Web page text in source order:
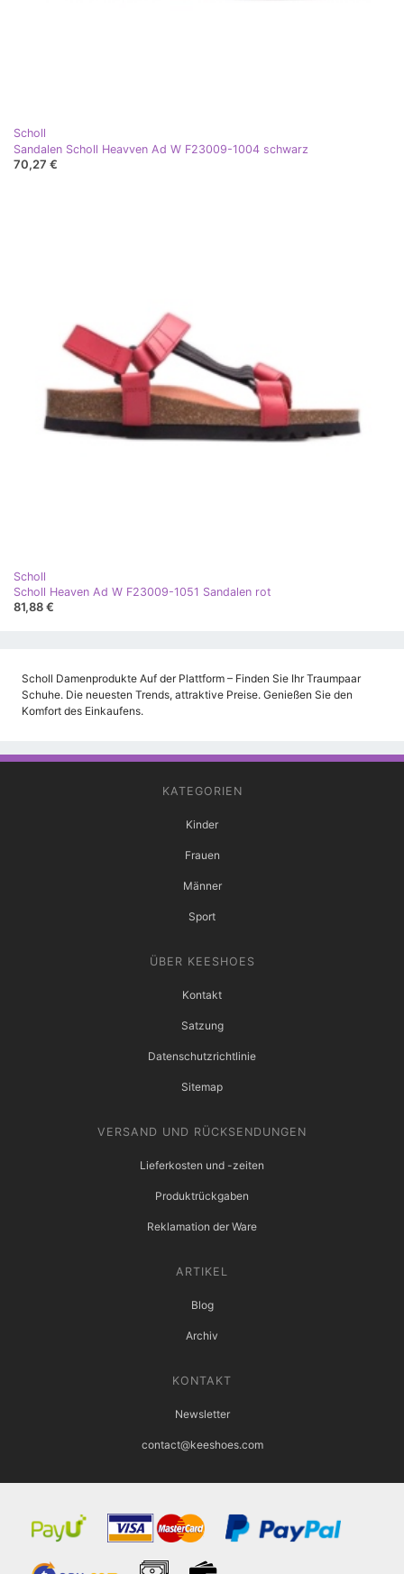
Scholl
Sandalen Scholl Heavven Ad W F23009-1004 schwarz
70,27 €
Scholl
Scholl Heaven Ad W F23009-1051 Sandalen rot
81,88 €
Scholl Damenprodukte Auf der Plattform – Finden Sie Ihr Traumpaar
Schuhe. Die neuesten Trends, attraktive Preise. Genießen Sie den
Komfort des Einkaufens.
KATEGORIEN
Kinder
Frauen
Männer
Sport
ÜBER KEESHOES
Kontakt
Satzung
Datenschutzrichtlinie
Sitemap
VERSAND UND RÜCKSENDUNGEN
Lieferkosten und -zeiten
Produktrückgaben
Reklamation der Ware
ARTIKEL
Blog
Archiv
KONTAKT
Newsletter
contact@keeshoes.com